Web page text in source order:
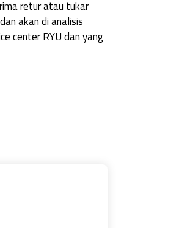
retur atau tukar
akan di analisis
center RYU dan yang